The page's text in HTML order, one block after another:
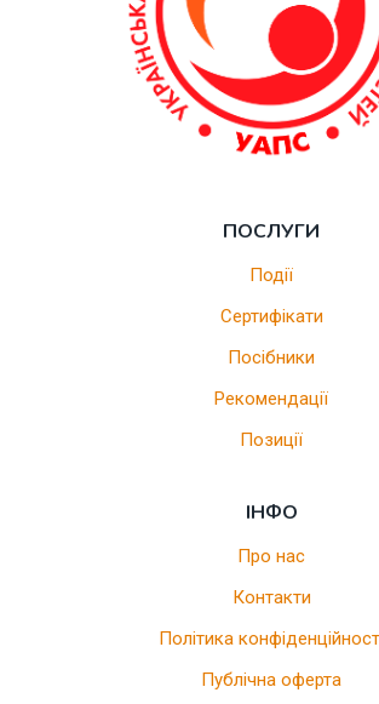
ПОСЛУГИ
Події
Сертифікати
Посібники
Рекомендації
Позиції
ІНФО
Про нас
Контакти
Політика
Публічна оферта